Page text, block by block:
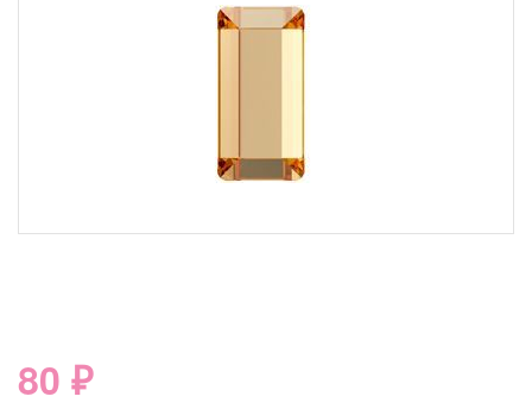
80 ₽